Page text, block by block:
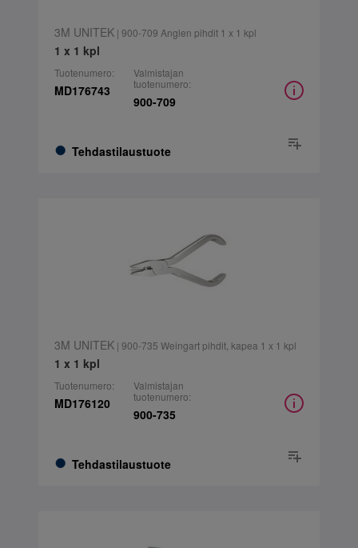
3M UNITEK| 900-709 Anglen pihdit 1 x 1 kpl
1 x 1 kpl
Tuotenumero:
MD176743
Tehdastilaustuote
Valmistajan
tuotenumero:
900-709
3M UNITEK| 900-735 Weingart pihdit, kapea 1 x 1 kpl
1 x 1 kpl
Tuotenumero:
MD176120
Tehdastilaustuote
Valmistajan
tuotenumero:
900-735